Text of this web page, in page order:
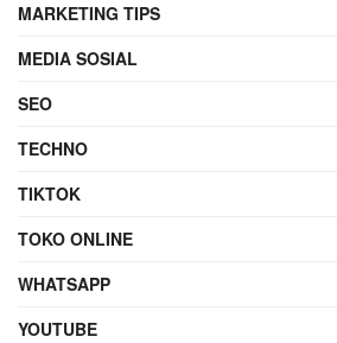
MARKETING TIPS
MEDIA SOSIAL
SEO
TECHNO
TIKTOK
TOKO ONLINE
WHATSAPP
YOUTUBE